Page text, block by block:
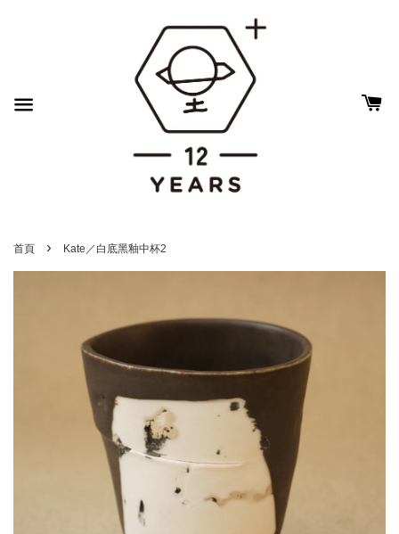
首頁 › Kate／白底黑釉中杯2